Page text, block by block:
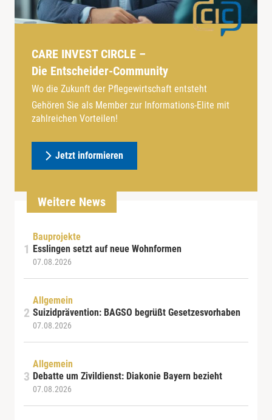
CARE INVEST CIRCLE –
Die Entscheider-Community
Wo die Zukunft der Pflegewirtschaft entsteht
Gehören Sie als Member zur Informations-Elite mit
zahlreichen Vorteilen!
Jetzt informieren
Weitere News
Bauprojekte
Esslingen setzt auf neue Wohnformen
07.08.2026
Allgemein
Suizidprävention: BAGSO begrüßt Gesetzesvorhaben
07.08.2026
Allgemein
Debatte um Zivildienst: Diakonie Bayern bezieht
07.08.2026